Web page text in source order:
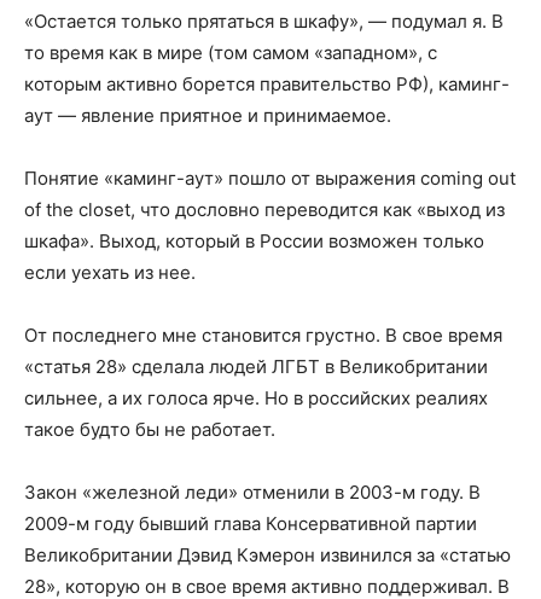
«Остается только прятаться в шкафу», — подумал я. В
то время как в мире (том самом «западном», с
которым активно борется правительство РФ), каминг-
аут — явление приятное и принимаемое.
Понятие «каминг-аут» пошло от выражения coming out
of the closet, что дословно переводится как «выход из
шкафа». Выход, который в России возможен только
если уехать из нее.
От последнего мне становится грустно. В свое время
«статья 28» сделала людей ЛГБТ в Великобритании
сильнее, а их голоса ярче. Но в российских реалиях
такое будто бы не работает.
Закон «железной леди» отменили в 2003-м году. В
2009-м году бывший глава Консервативной партии
Великобритании Дэвид Кэмерон извинился за «статью
28», которую он в свое время активно поддерживал. В